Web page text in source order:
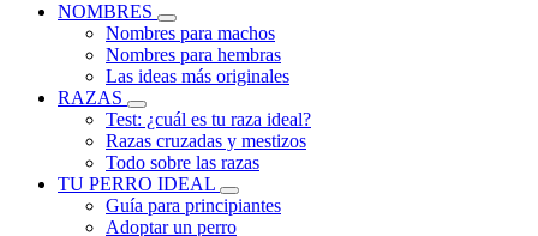
NOMBRES
Nombres para machos
Nombres para hembras
Las ideas más originales
RAZAS
Test: ¿cuál es tu raza ideal?
Razas cruzadas y mestizos
Todo sobre las razas
TU PERRO IDEAL
Guía para principiantes
Adoptar un perro